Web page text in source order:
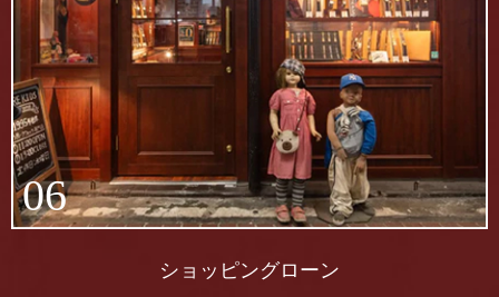
06
ショッピングローン